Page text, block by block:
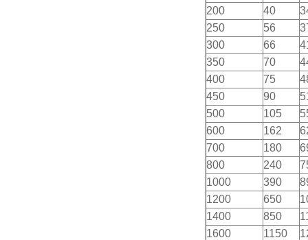
200
40
250
56
300
66
350
70
400
75
450
90
500
105
600
162
700
180
800
240
1000
390
1200
650
1400
850
1600
1150